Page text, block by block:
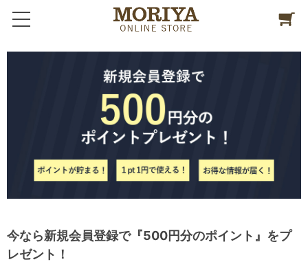
今なら新規会員登録で『500円分のポイント』をプ
レゼント！